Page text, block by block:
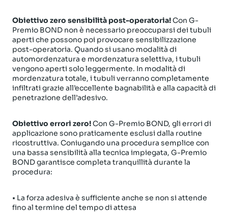
Obiettivo zero sensibilità post-operatoria!Con G-
Premio BOND non è necessario preoccuparsi dei tubuli
aperti che possono poi provocare sensibilizzazione
post-operatoria. Quando si usano modalità di
automordenzatura e mordenzatura selettiva, i tubuli
vengono aperti solo leggermente. In modalità di
mordenzatura totale, i tubuli verranno completamente
infiltrati grazie all’eccellente bagnabilità e alla capacità di
penetrazione dell’adesivo.
Obiettivo errori zero!Con G-Premio BOND, gli errori di
applicazione sono praticamente esclusi dalla routine
ricostruttiva. Coniugando una procedura semplice con
una bassa sensibilità alla tecnica impiegata, G-Premio
BOND garantisce completa tranquillità durante la
procedura:
• La forza adesiva è sufficiente anche se non si attende
fino al termine del tempo di attesa